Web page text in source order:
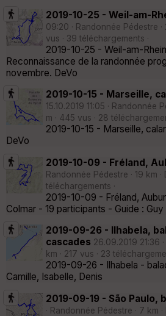
2019-10-25 - Weil-am-
09:20 · Randonnée Pédestre ·
vus · 39 téléchargements ·
2019-10-25 - Weil-am-
Reconnaissance de la randonnée
novembre. DeVo
2019-10-15 - Marseille,
15.10.2019 11:05 · Randonnée
m · 445 vus · 28
2019-10-15 - Marseille,
DeVo
2019-10-09 - Fréland,
Randonnée Pédestre · 19 km
téléchargements ·
2019-10-09 - Fréland,
Colmar - 19 participants - Guide : Guy
2019-09-26 - Ilhabela,
cascades 26.09.2019 21:36
km · 217 vus · 23
2019-09-26 - Ilhabela -
Camille, Isabelle, Denis
2019-09-19 - São Paulo,
· Randonnée Pédestre · 7 km